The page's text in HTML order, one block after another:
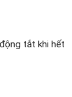
tắt khi hết